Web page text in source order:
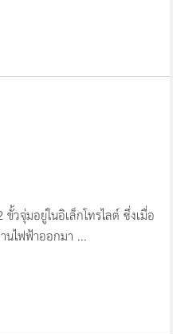
จุ่มอยู่ในอิเล็กโทรไลต์ ซึ่งเมื่อ
นไฟฟ้าออกมา ...